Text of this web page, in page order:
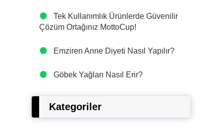
Tek Kullanımlık Ürünlerde Güvenilir
Çözüm Ortağınız MottoCup!
Emziren Anne Diyeti Nasıl Yapılır?
Göbek Yağları Nasıl Erir?
Kategoriler